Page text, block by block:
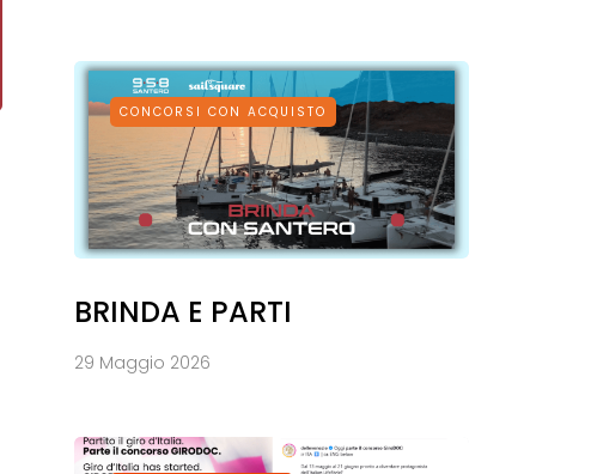
CONCORSI CON ACQUISTO
BRINDA E PARTI
29 Maggio 2026